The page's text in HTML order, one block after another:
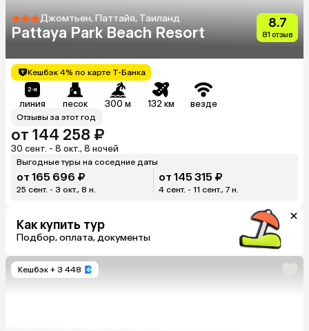
Джомтьен, Паттайя, Таиланд
Pattaya Park Beach Resort
8.7
81 отзыв
Кешбэк 4% по карте Т-Банка
линия песок 300 м 132 км везде
Отзывы за этот год
от 144 258 ₽
30 сент. - 8 окт., 8 ночей
Выгодные туры на соседние даты
от 165 696 ₽
25 сент. - 3 окт., 8 н.
от 145 315 ₽
4 сент. - 11 сент., 7 н.
Как купить тур
Подбор, оплата, документы
Кешбэк + 3 448